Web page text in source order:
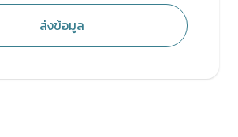
ส่งข้อมูล